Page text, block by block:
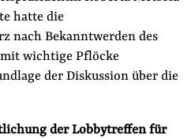
hatte die
nach Bekanntwerden des
wichtige Pflöcke
der Diskussion über die
der Lobbytreffen für